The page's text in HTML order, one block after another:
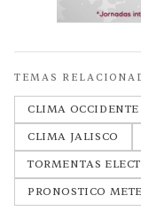
TEMAS
CLIMA
CLIMA JALISCO
TORMENTAS
PRONOSTICO